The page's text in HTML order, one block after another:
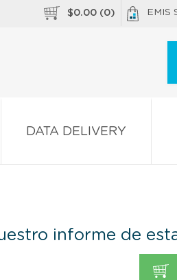
$0.00 (0) EMIS
DATA DELIVERY
informe de